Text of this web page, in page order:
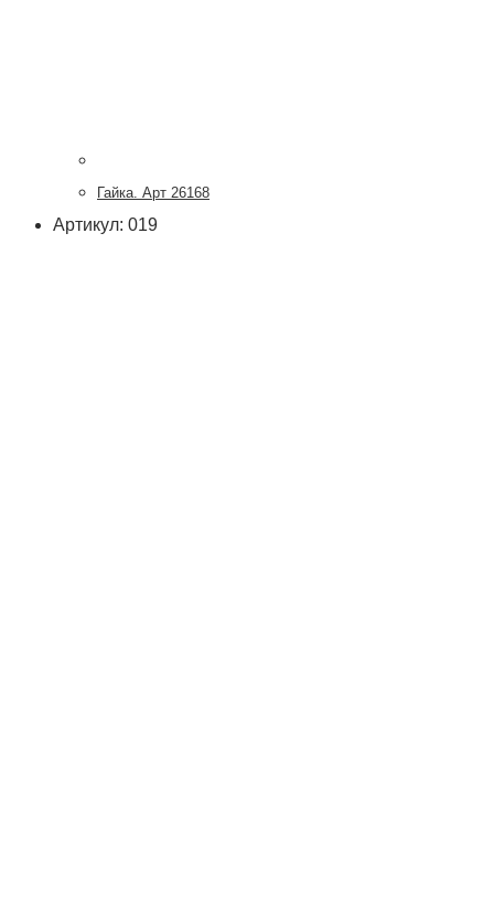
Гайка. Арт 26168
Артикул: 019